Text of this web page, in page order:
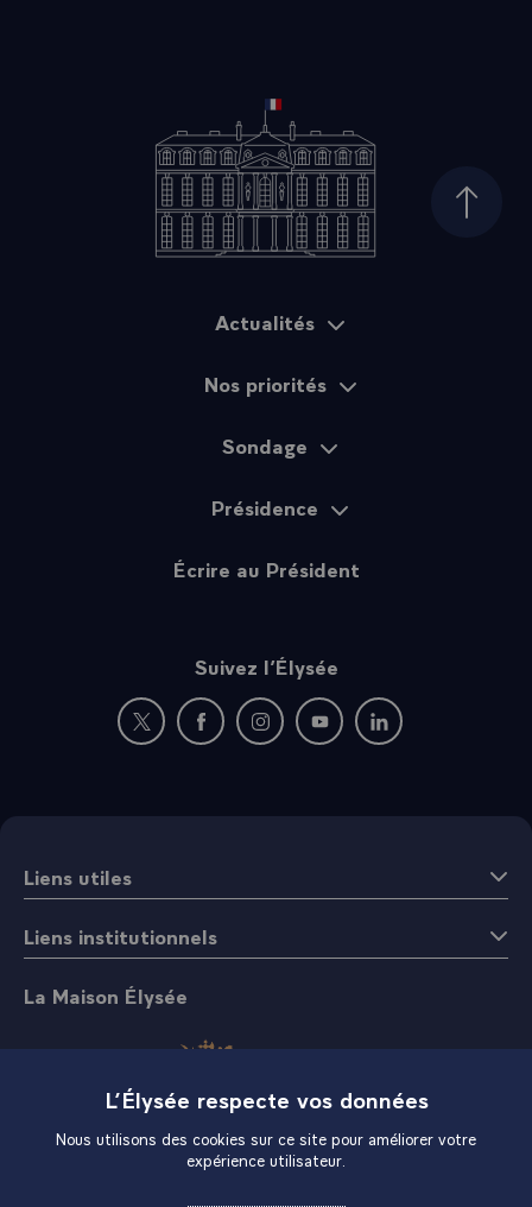
Haut
Actualités
Nos priorités
Sondage
Présidence
Écrire au Président
Suivez l’Élysée
Nouvelle fenêtre : rejoignez-nous sur Twitter
Nouvelle fenêtre : rejoignez-nous sur
Nouvelle fenêtre : rejoignez-nous
Nouvelle fenêtre :
Nouvelle fenêtre :
Liens utiles
Liens institutionnels
La Maison Élysée
L’Élysée respecte vos données
Nous utilisons des cookies sur ce site pour améliorer votre
expérience utilisateur.